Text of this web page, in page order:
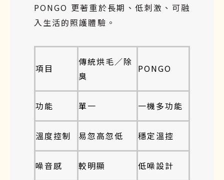
PONGO 更著重於長期、低刺激、可融
入生活的照護體驗。
項目
傳統烘毛／除
臭
PONGO
功能 單一 一機多功能
溫度控制 易忽高忽低 穩定溫控
噪音感 較明顯 低噪設計